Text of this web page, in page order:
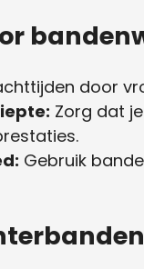
door
Zorg dat
Gebruik